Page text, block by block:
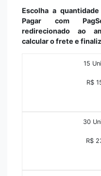
Escolha a
Pagar com
redirecionado ao
calcular o frete e
15
R$
30
R$